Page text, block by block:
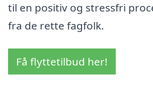
til en positiv og stressfri
fra de rette fagfolk.
Få flyttetilbud her!